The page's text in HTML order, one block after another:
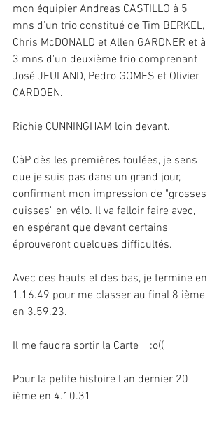
mon équipier Andreas CASTILLO à 5
mns d'un trio constitué de Tim BERKEL,
Chris McDONALD et Allen GARDNER et à
3 mns d'un deuxième trio comprenant
José JEULAND, Pedro GOMES et Olivier
CARDOEN.
Richie CUNNINGHAM loin devant.
CàP dès les premières foulées, je sens
que je suis pas dans un grand jour,
confirmant mon impression de "grosses
cuisses" en vélo. Il va falloir faire avec,
en espérant que devant certains
éprouveront quelques difficultés.
Avec des hauts et des bas, je termine en
1.16.49 pour me classer au final 8 ième
en 3.59.23.
Il me faudra sortir la Carte    :o((
Pour la petite histoire l'an dernier 20
ième en 4.10.31